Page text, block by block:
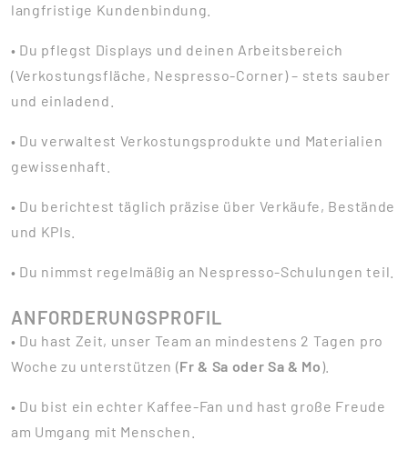
langfristige Kundenbindung.
• Du pflegst Displays und deinen Arbeitsbereich
(Verkostungsfläche, Nespresso-Corner) – stets sauber
und einladend.
• Du verwaltest Verkostungsprodukte und Materialien
gewissenhaft.
• Du berichtest täglich präzise über Verkäufe, Bestände
und KPIs.
• Du nimmst regelmäßig an Nespresso-Schulungen teil.
ANFORDERUNGSPROFIL
• Du hast Zeit, unser Team an mindestens 2 Tagen pro
Woche zu unterstützen (Fr & Sa oder Sa & Mo).
• Du bist ein echter Kaffee-Fan und hast große Freude
am Umgang mit Menschen.